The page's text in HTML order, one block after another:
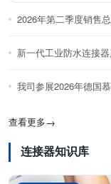
2026年第二季度销售
新一代工业防水连接
我司参展2026年德国
查看更多→
连接器知识库